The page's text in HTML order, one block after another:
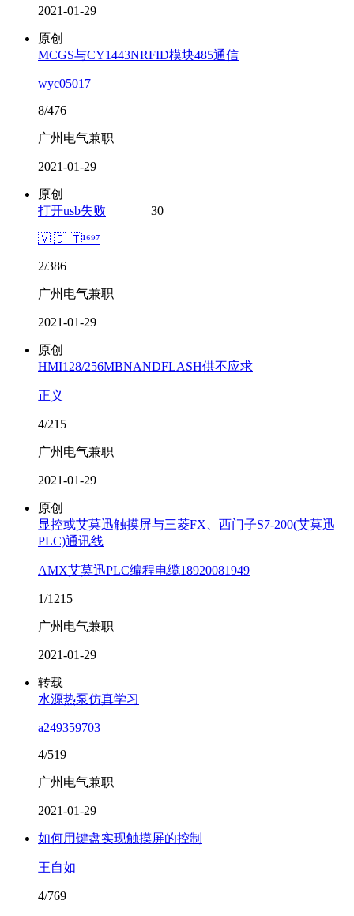
2021-01-29
原创
MCGS与CY1443NRFID模块485通信
wyc05017
8/476
广州电气兼职
2021-01-29
原创
打开usb失败
30
🇻 🇬 🇹¹⁶⁹⁷
2/386
广州电气兼职
2021-01-29
原创
HMI128/256MBNANDFLASH供不应求
正义
4/215
广州电气兼职
2021-01-29
原创
显控或艾莫迅触摸屏与三菱FX、西门子S7-200(艾莫迅
PLC)通讯线
AMX艾莫迅PLC编程电缆18920081949
1/1215
广州电气兼职
2021-01-29
转载
水源热泵仿真学习
a249359703
4/519
广州电气兼职
2021-01-29
如何用键盘实现触摸屏的控制
王自如
4/769